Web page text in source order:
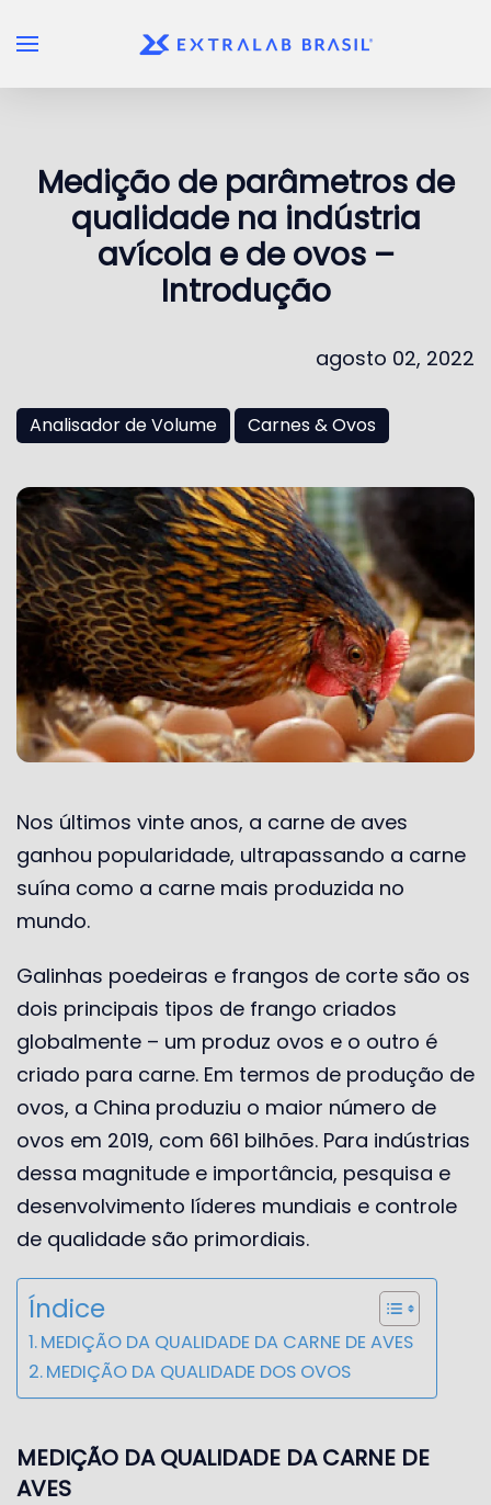
Skip to main content
Medição de parâmetros de
qualidade na indústria
avícola e de ovos –
Introdução
agosto 02, 2022
Analisador de Volume Carnes & Ovos
Nos últimos vinte anos, a carne de aves
ganhou popularidade, ultrapassando a carne
suína como a carne mais produzida no
mundo.
Galinhas poedeiras e frangos de corte são os
dois principais tipos de frango criados
globalmente – um produz ovos e o outro é
criado para carne. Em termos de produção de
ovos, a China produziu o maior número de
ovos em 2019, com 661 bilhões. Para indústrias
dessa magnitude e importância, pesquisa e
desenvolvimento líderes mundiais e controle
de qualidade são primordiais.
Índice
MEDIÇÃO DA QUALIDADE DA CARNE DE AVES
MEDIÇÃO DA QUALIDADE DOS OVOS
MEDIÇÃO DA QUALIDADE DA CARNE DE
AVES